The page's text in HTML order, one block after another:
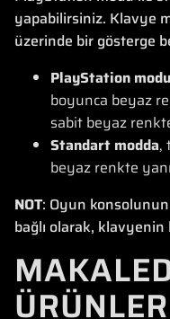
yapabilirsiniz. Klavye
üzerinde bir gösterge
PlayStation
boyunca beyaz
sabit beyaz
Standart modda,
beyaz renkte
NOT: Oyun
bağlı olarak, klavyenin
ÜRÜNLER